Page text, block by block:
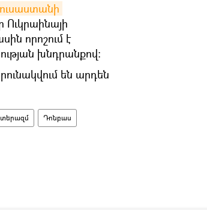
Ուկրաինայի
որոշում է
խնդրանքով։
են արդեն
Դոնբաս